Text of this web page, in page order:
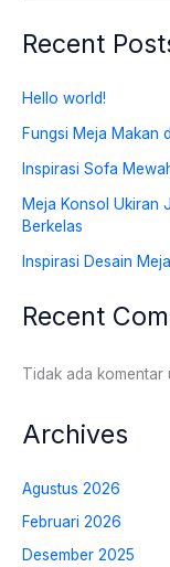
Recent
Hello world!
Fungsi Meja Makan
Inspirasi Sofa
Meja Konsol Ukiran
Berkelas
Inspirasi Desain
Recent
Tidak ada komentar
Archives
Agustus 2026
Februari 2026
Desember 2025